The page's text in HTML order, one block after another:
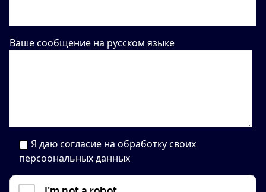
Ваше сообщение на русском языке
Я даю согласие на обработку своих
персоональных данных